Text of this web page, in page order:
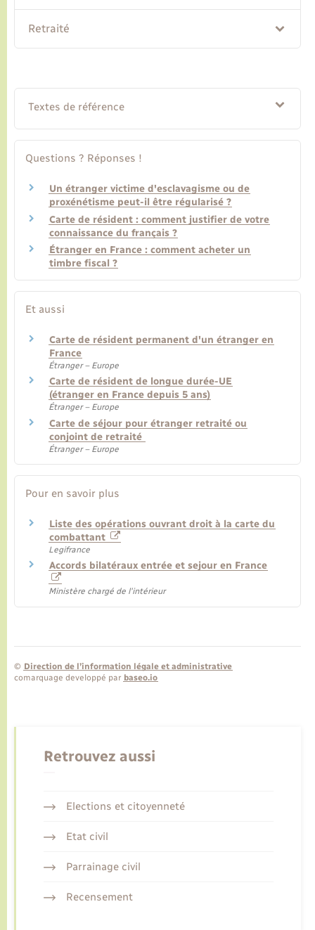
Retraité
Textes de référence
Questions ? Réponses !
Un étranger victime d'esclavagisme ou de
proxénétisme peut-il être régularisé ?
Carte de résident : comment justifier de votre
connaissance du français ?
Étranger en France : comment acheter un
timbre fiscal ?
Et aussi
Carte de résident permanent d'un étranger en
France
Étranger – Europe
Carte de résident de longue durée-UE
(étranger en France depuis 5 ans)
Étranger – Europe
Carte de séjour pour étranger retraité ou
conjoint de retraité
Étranger – Europe
Pour en savoir plus
Liste des opérations ouvrant droit à la carte du
combattant
Legifrance
Accords bilatéraux entrée et sejour en France
Ministère chargé de l'intérieur
© Direction de l’information légale et administrative
comarquage developpé par baseo.io
Retrouvez aussi
Elections et citoyenneté
Etat civil
Parrainage civil
Recensement